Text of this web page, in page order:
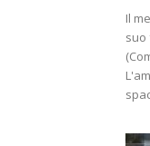
Il
suo